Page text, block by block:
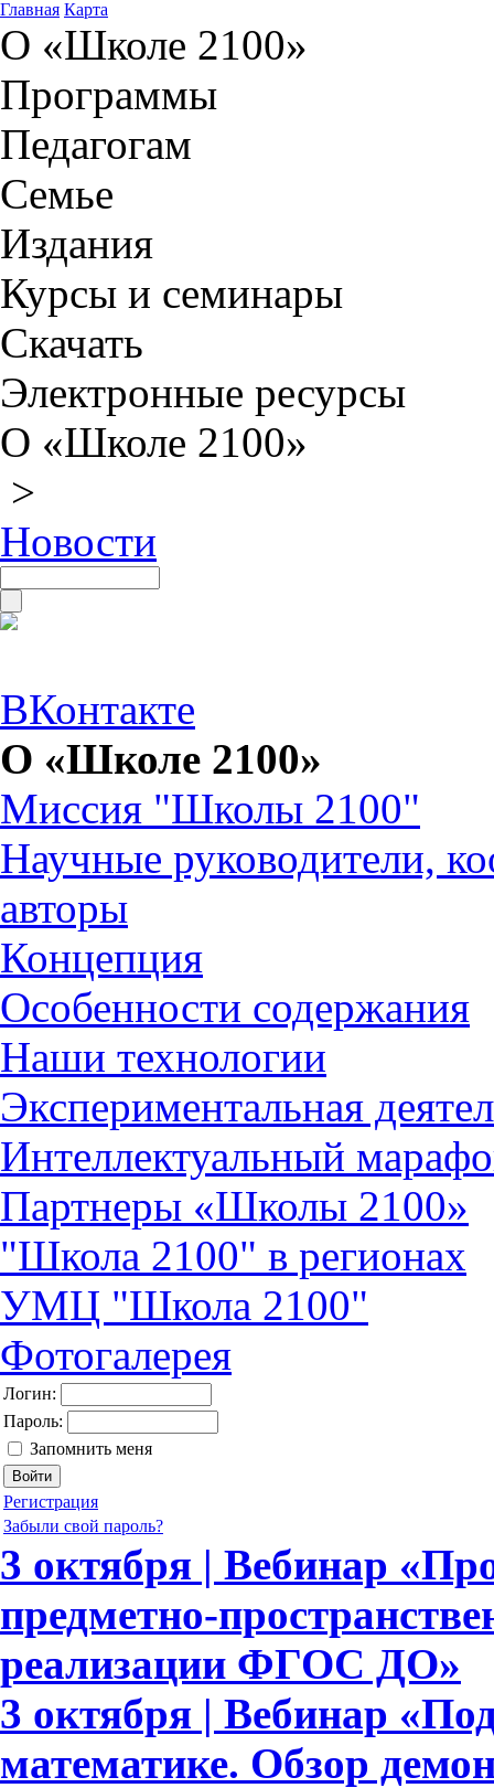
Главная Карта
О «Школе 2100»
Программы
Педагогам
Семье
Издания
Курсы и семинары
Скачать
Электронные ресурсы
О «Школе 2100»
>
Новости
ВКонтакте
О «Школе 2100»
Миссия "Школы 2100"
Научные руководители,
авторы
Концепция
Особенности содержания
Наши технологии
Экспериментальная
Интеллектуальный
Партнеры «Школы 2100»
"Школа 2100" в регионах
УМЦ "Школа 2100"
Фотогалерея
Логин:
Пароль:
Запомнить меня
Регистрация
Забыли свой пароль?
3 октября | Вебинар
предметно-
реализации ФГОС ДО»
3 октября | Вебинар
математике. Обзор